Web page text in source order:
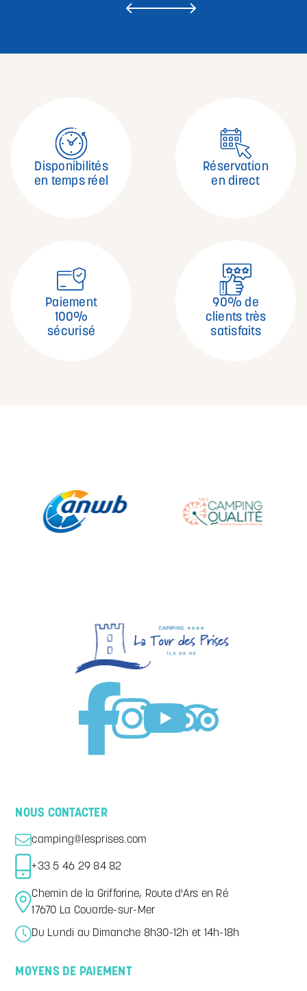
Disponibilités
en temps réel
Réservation
en direct
Paiement
100%
sécurisé
90% de
clients très
satisfaits
NOUS CONTACTER
camping@lesprises.com
+33 5 46 29 84 82
Chemin de la Grifforine, Route d'Ars en Ré
17670 La Couarde-sur-Mer
Du Lundi au Dimanche 8h30-12h et 14h-18h
MOYENS DE PAIEMENT